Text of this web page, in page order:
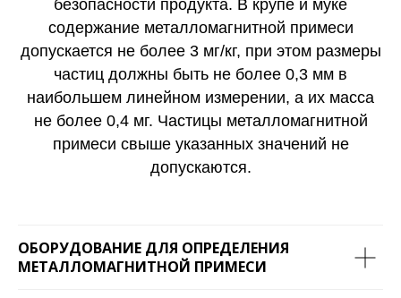
безопасности продукта. В крупе и муке
содержание металломагнитной примеси
допускается не более 3 мг/кг, при этом размеры
частиц должны быть не более 0,3 мм в
наибольшем линейном измерении, а их масса
не более 0,4 мг. Частицы металломагнитной
примеси свыше указанных значений не
допускаются.
ОБОРУДОВАНИЕ ДЛЯ ОПРЕДЕЛЕНИЯ
МЕТАЛЛОМАГНИТНОЙ ПРИМЕСИ